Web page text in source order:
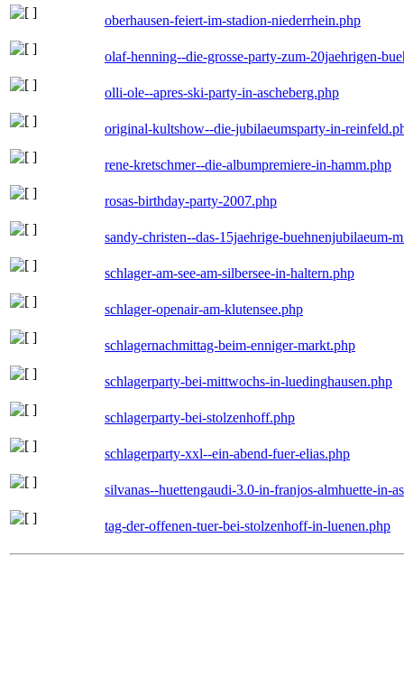
oberhausen-feiert-im-stadion-niederrhein.php
olaf-henning--die-grosse-party-zum-20jaehrigen-
olli-ole--apres-ski-party-in-ascheberg.php
original-kultshow--die-jubilaeumsparty-in-
rene-kretschmer--die-albumpremiere-in-hamm.php
rosas-birthday-party-2007.php
sandy-christen--das-15jaehrige-buehnenjubilaeum-
schlager-am-see-am-silbersee-in-haltern.php
schlager-openair-am-klutensee.php
schlagernachmittag-beim-enniger-markt.php
schlagerparty-bei-mittwochs-in-luedinghausen.php
schlagerparty-bei-stolzenhoff.php
schlagerparty-xxl--ein-abend-fuer-elias.php
silvanas--huettengaudi-3.0-in-franjos-almhuette-in-
tag-der-offenen-tuer-bei-stolzenhoff-in-luenen.php